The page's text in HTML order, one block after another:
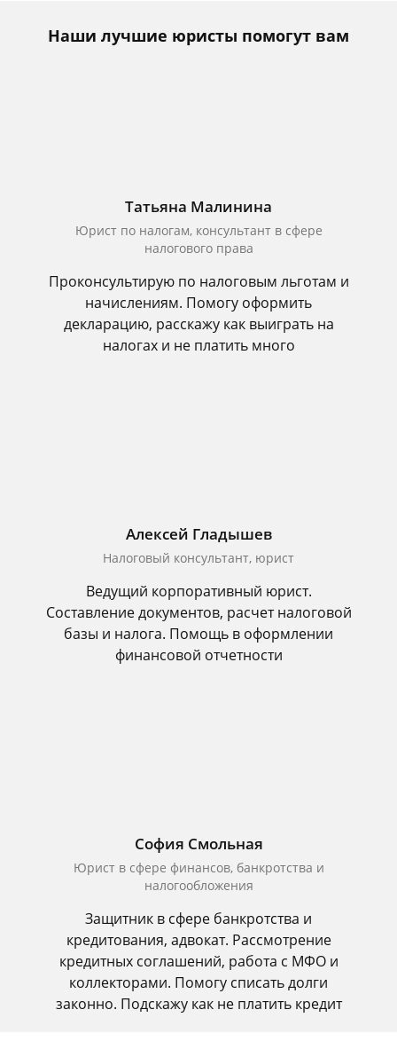
Наши лучшие юристы помогут вам
Татьяна Малинина
Юрист по налогам, консультант в сфере
налогового права
Проконсультирую по налоговым льготам и
начислениям. Помогу оформить
декларацию, расскажу как выиграть на
налогах и не платить много
Алексей Гладышев
Налоговый консультант, юрист
Ведущий корпоративный юрист.
Составление документов, расчет налоговой
базы и налога. Помощь в оформлении
финансовой отчетности
София Смольная
Юрист в сфере финансов, банкротства и
налогообложения
Защитник в сфере банкротства и
кредитования, адвокат. Рассмотрение
кредитных соглашений, работа с МФО и
коллекторами. Помогу списать долги
законно. Подскажу как не платить кредит